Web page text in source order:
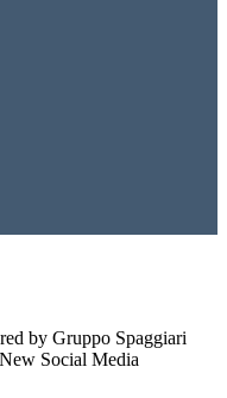
by Gruppo Spaggiari
Social Media